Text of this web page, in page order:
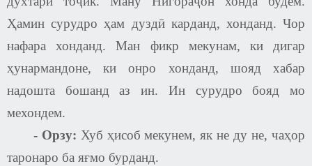
Ҳамин сурудро ҳам дуздӣ карданд, хонданд. Чор
нафара хонданд. Ман фикр мекунам, ки дигар
ҳунармандоне, ки онро хонданд, шояд хабар
надошта бошанд аз ин. Ин сурудро бояд мо
мехондем.
- Орзу: Хуб ҳисоб мекунем, як не ду не, чаҳор
таронаро ба яғмо бурданд.